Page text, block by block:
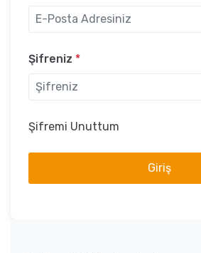
Şifreniz *
Şifremi Unuttum
Giriş